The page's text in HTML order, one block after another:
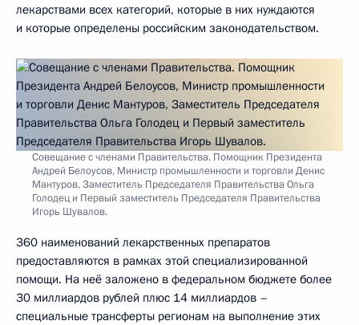
лекарствами всех категорий, которые в них нуждаются
и которые определены российским законодательством.
Совещание с членами Правительства. Помощник Президента
Андрей Белоусов, Министр промышленности и торговли Денис
Мантуров, Заместитель Председателя Правительства Ольга
Голодец и Первый заместитель Председателя Правительства
Игорь Шувалов.
360 наименований лекарственных препаратов
предоставляются в рамках этой специализированной
помощи. На неё заложено в федеральном бюджете более
30 миллиардов рублей плюс 14 миллиардов –
специальные трансферты регионам на выполнение этих